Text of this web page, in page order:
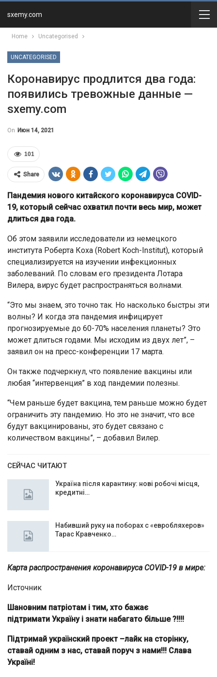
sxemy.com
Home Uncategorised
UNCATEGORISED
Коронавирус продлится два года:
появились тревожные данные —
sxemy.com
On Июн 14, 2021
101
Share
Пандемия нового китайского коронавируса COVID-
19, который сейчас охватил почти весь мир, может
длиться два года.
Об этом заявили исследователи из немецкого
института Роберта Коха (Robert Koch-Institut), который
специализируется на изучении инфекционных
заболеваний. По словам его президента Лотара
Вилера, вирус будет распространяться волнами.
“Это мы знаем, это точно так. Но насколько быстры эти
волны? И когда эта пандемия инфицирует
прогнозируемые до 60-70% населения планеты? Это
может длиться годами. Мы исходим из двух лет”, –
заявил он на пресс-конференции 17 марта.
Он также подчеркнул, что появление вакцины или
любая “интервенция” в ход пандемии полезны.
“Чем раньше будет вакцина, тем раньше можно будет
ограничить эту пандемию. Но это не значит, что все
будут вакцинированы, это будет связано с
количеством вакцины”, – добавил Вилер.
СЕЙЧАС ЧИТАЮТ
Україна після карантину: нові робочі місця,
кредитні…
Набивший руку на поборах с «евробляхеров»
Тарас Кравченко…
Карта распространения коронавируса COVID-19 в мире:
Источник
Шановним патріотам і тим, хто бажає
підтримати Україну і знати набагато більше ?!!!!
Підтримай українский проект –лайк на сторінку,
ставай одним з нас, ставай поруч з нами!!! Слава
Україні!